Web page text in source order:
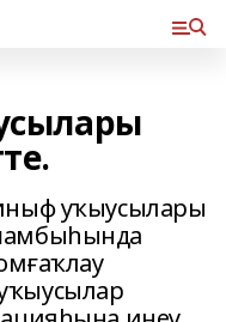
уҡыусылары